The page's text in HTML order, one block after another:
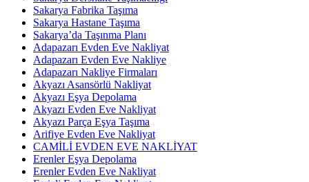
Sakarya Fabrika Taşıma
Sakarya Hastane Taşıma
Sakarya’da Taşınma Planı
Adapazarı Evden Eve Nakliyat
Adapazarı Evden Eve Nakliye
Adapazarı Nakliye Firmaları
Akyazı Asansörlü Nakliyat
Akyazı Eşya Depolama
Akyazı Evden Eve Nakliyat
Akyazı Parça Eşya Taşıma
Arifiye Evden Eve Nakliyat
CAMİLİ EVDEN EVE NAKLİYAT
Erenler Eşya Depolama
Erenler Evden Eve Nakliyat